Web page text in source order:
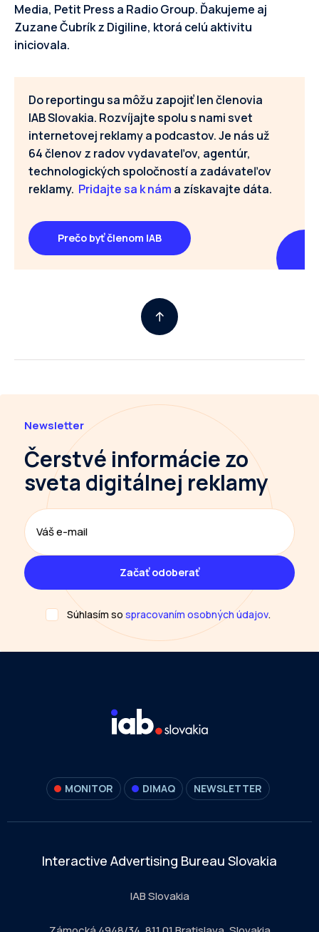
Media, Petit Press a Radio Group. Ďakujeme aj
Zuzane Čubrík z Digiline, ktorá celú aktivitu
iniciovala.
Do reportingu sa môžu zapojiť len členovia
IAB Slovakia. Rozvíjajte spolu s nami svet
internetovej reklamy a podcastov. Je nás už
64 členov z radov vydavateľov, agentúr,
technologických spoločností a zadávateľov
reklamy. Pridajte sa k nám a získavajte dáta.
Prečo byť členom IAB
Newsletter
Čerstvé informáciezo
sveta digitálnej reklamy
Súhlasím sospracovaním osobných údajov.
MONITOR DIMAQ NEWSLETTER
Interactive Advertising Bureau Slovakia
IAB Slovakia